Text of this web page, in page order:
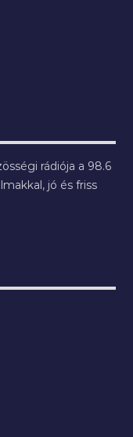
rádiója a 98.6
jó és friss